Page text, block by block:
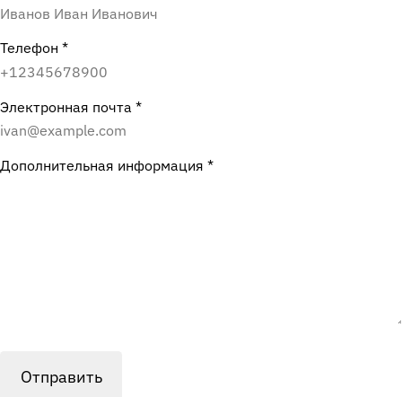
Телефон *
Электронная почта *
Дополнительная информация *
Отправить